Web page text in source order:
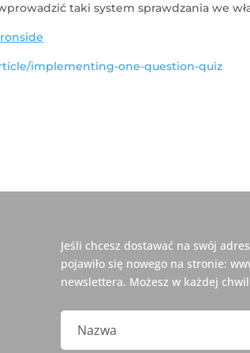
taki system sprawdzania we
implementing-one-question-quiz
Jeśli chcesz dostawać na swój
pojawiło się nowego na stronie:
newslettera. Możesz w każdej